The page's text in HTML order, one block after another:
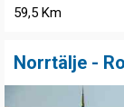
59,5 Km
Norrtälje -